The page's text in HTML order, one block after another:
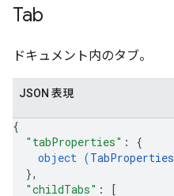
Tab
ドキュメント内のタブ。
JSON 表現
{
"tabProperties" : {
object (TabProperties
},
"childTabs" :
[